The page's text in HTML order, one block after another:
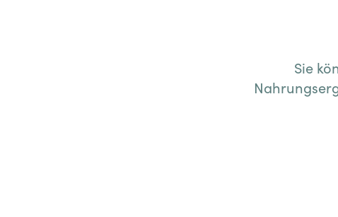
Sie